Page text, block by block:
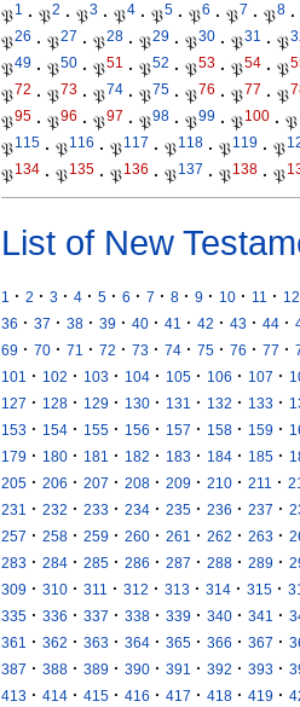
𝔓1 · 𝔓2 · 𝔓3 · 𝔓4 · 𝔓5 · 𝔓6 · 𝔓7 · 𝔓8 ·
𝔓26 · 𝔓27 · 𝔓28 · 𝔓29 · 𝔓30 · 𝔓31 · 𝔓
𝔓49 · 𝔓50 · 𝔓51 · 𝔓52 · 𝔓53 · 𝔓54 · 𝔓
𝔓72 · 𝔓73 · 𝔓74 · 𝔓75 · 𝔓76 · 𝔓77 · 𝔓
𝔓95 · 𝔓96 · 𝔓97 · 𝔓98 · 𝔓99 · 𝔓100 · 𝔓
𝔓115 · 𝔓116 · 𝔓117 · 𝔓118 · 𝔓119 · 𝔓
𝔓134 · 𝔓135 · 𝔓136 · 𝔓137 · 𝔓138 · 𝔓
List of New
1 · 2 · 3 · 4 · 5 · 6 · 7 · 8 · 9 · 10 · 11 · 12
36 · 37 · 38 · 39 · 40 · 41 · 42 · 43 · 44 ·
69 · 70 · 71 · 72 · 73 · 74 · 75 · 76 · 77 ·
101
· 102 · 103 · 104 · 105 · 106 · 107 ·
127 · 128 · 129 · 130 · 131 · 132 · 133 ·
153 · 154 · 155 · 156 · 157 · 158 · 159 ·
179 · 180 · 181 · 182 · 183 · 184 · 185 ·
205 · 206 · 207 · 208 · 209 · 210 · 211 ·
231
· 232 · 233 · 234 · 235 · 236 · 237 ·
257 · 258 · 259 · 260 · 261 · 262 · 263 ·
283 · 284 · 285 · 286 · 287 · 288 · 289 ·
309 · 310 · 311 · 312 · 313 · 314 · 315 ·
335 · 336 · 337 · 338 · 339 · 340 · 341 ·
361
· 362 · 363 · 364 · 365 · 366 · 367 ·
387 · 388 · 389 · 390 · 391 · 392 · 393 ·
413 · 414 · 415 · 416 · 417 · 418 · 419 ·